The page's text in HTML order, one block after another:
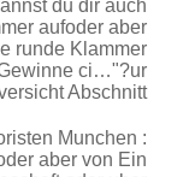
du dir auch
aufoder aber
runde Klammer
ci…"?ur
Abschnitt.
Munchen :
aber von Ein